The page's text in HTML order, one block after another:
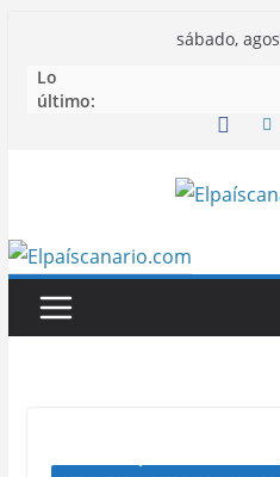
contenido
sábado,
Lo
último: